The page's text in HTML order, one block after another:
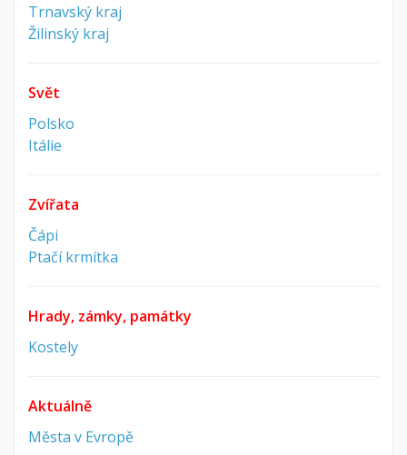
Trnavský kraj
Žilinský kraj
Svět
Polsko
Itálie
Zvířata
Čápi
Ptačí krmítka
Hrady, zámky, památky
Kostely
Aktuálně
Města v Evropě